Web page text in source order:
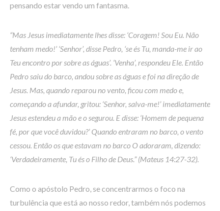
pensando estar vendo um fantasma.
“Mas Jesus imediatamente lhes disse: ‘Coragem! Sou Eu. Não
tenham medo!’ ‘Senhor’, disse Pedro, ‘se és Tu, manda-me ir ao
Teu encontro por sobre as águas’. ‘Venha’, respondeu Ele. Então
Pedro saiu do barco, andou sobre as águas e foi na direção de
Jesus. Mas, quando reparou no vento, ficou com medo e,
começando a afundar, gritou: ‘Senhor, salva-me!’ imediatamente
Jesus estendeu a mão e o segurou. E disse: ‘Homem de pequena
fé, por que você duvidou?’ Quando entraram no barco, o vento
cessou. Então os que estavam no barco O adoraram, dizendo:
‘Verdadeiramente, Tu és o Filho de Deus.” (Mateus 14:27-32).
Como o apóstolo Pedro, se concentrarmos o foco na
turbulência que está ao nosso redor, também nós podemos